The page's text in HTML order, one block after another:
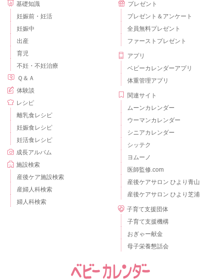
基礎知識
妊娠前・妊活
妊娠中
出産
育児
不妊・不妊治療
Ｑ＆Ａ
体験談
レシピ
離乳食レシピ
妊娠食レシピ
妊活食レシピ
成長アルバム
施設検索
産後ケア施設検索
産婦人科検索
婦人科検索
プレゼント
プレゼント＆アンケート
全員無料プレゼント
ファーストプレゼント
アプリ
ベビーカレンダーアプリ
体重管理アプリ
関連サイト
ムーンカレンダー
ウーマンカレンダー
シニアカレンダー
シッテク
ヨムーノ
医師監修.com
産後ケアサロン ひより青山
産後ケアサロン ひより芝浦
子育て支援団体
子育て支援機構
おぎゃー献金
母子栄養懇話会